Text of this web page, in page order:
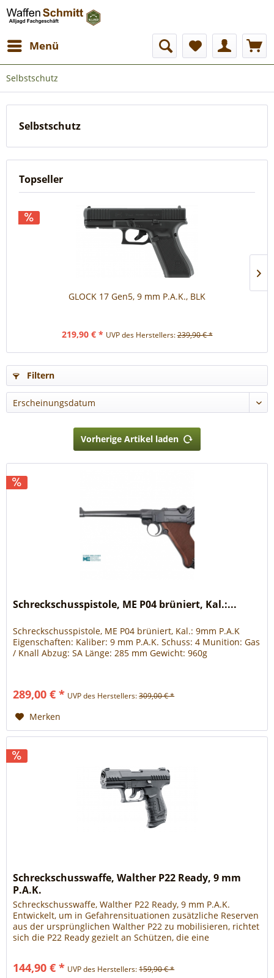
Menü
Selbstschutz
Selbstschutz
Topseller
GLOCK 17 Gen5, 9 mm P.A.K., BLK
219,90 € * UVP des Herstellers:239,90 € *
Filtern
Vorherige Artikel laden
Schreckschusspistole, ME P04 brüniert, Kal.:...
Schreckschusspistole, ME P04 brüniert, Kal.: 9mm P.A.K
Eigenschaften: Kaliber: 9 mm P.A.K. Schuss: 4 Munition: Gas
/ Knall Abzug: SA Länge: 285 mm Gewicht: 960g
289,00 € * UVP des Herstellers:309,00 € *
Merken
Schreckschusswaffe, Walther P22 Ready, 9 mm
P.A.K.
Schreckschusswaffe, Walther P22 Ready, 9 mm P.A.K.
Entwickelt, um in Gefahrensituationen zusätzliche Reserven
aus der ursprünglichen Walther P22 zu mobilisieren, richtet
sich die P22 Ready gezielt an Schützen, die eine
Funktion und der intuitiven Bedienung hat sich...
144,90 € * UVP des Herstellers:159,90 € *